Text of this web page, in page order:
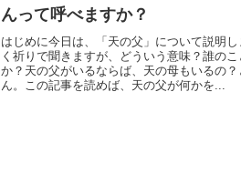
んって呼べますか？
はじめに今日は、「天の父」について説明
く祈りで聞きますが、どういう意味？誰の
か？天の父がいるならば、天の母もいるの
ん。この記事を読めば、天の父が何かを...